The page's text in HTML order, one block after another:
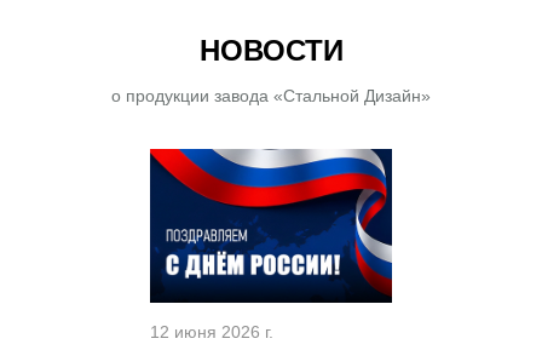
НОВОСТИ
о продукции завода «Стальной Дизайн»
12 июня 2026 г.